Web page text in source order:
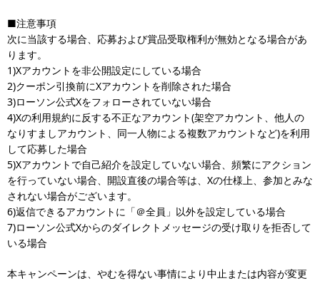
■注意事項
次に当該する場合、応募および賞品受取権利が無効となる場合があ
ります。
1)Xアカウントを非公開設定にしている場合
2)クーポン引換前にXアカウントを削除された場合
3)ローソン公式Xをフォローされていない場合
4)Xの利用規約に反する不正なアカウント(架空アカウント、他人の
なりすましアカウント、同一人物による複数アカウントなど)を利用
して応募した場合
5)Xアカウントで自己紹介を設定していない場合、頻繁にアクション
を行っていない場合、開設直後の場合等は、Xの仕様上、参加とみな
されない場合がございます。
6)返信できるアカウントに「＠全員」以外を設定している場合
7)ローソン公式Xからのダイレクトメッセージの受け取りを拒否して
いる場合
本キャンペーンは、やむを得ない事情により中止または内容が変更